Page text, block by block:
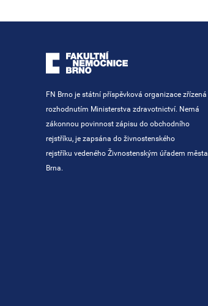
FN Brno je státní příspěvková organizace zřízená
rozhodnutím Ministerstva zdravotnictví. Nemá
zákonnou povinnost zápisu do obchodního
rejstříku, je zapsána do živnostenského
rejstříku vedeného Živnostenským úřadem města
Brna.